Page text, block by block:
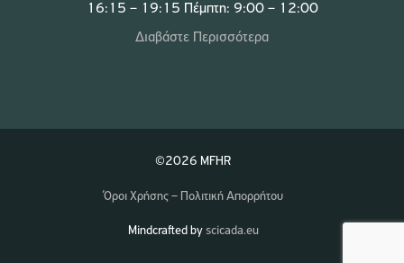
16:15 – 19:15 Πέμπτη: 9:00 – 12:00
Διαβάστε Περισσότερα
©2026 MFHR
Όροι Χρήσης – Πολιτική Απορρήτου
Mindcrafted by scicada.eu